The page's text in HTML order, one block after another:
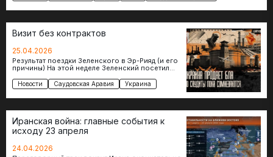
Визит без контрактов
25.04.2026
Результат поездки Зеленского в Эр-Рияд (и его
причины) На этой неделе Зеленский посетил
наследным принцем…
Новости Саудовская Аравия Украина
Иранская война: главные события к
исходу 23 апреля
24.04.2026